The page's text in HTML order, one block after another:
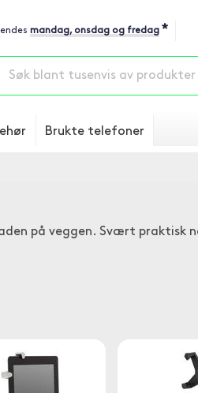
mandag, onsdag og fredag *
Brukte telefoner
på veggen. Svært praktisk